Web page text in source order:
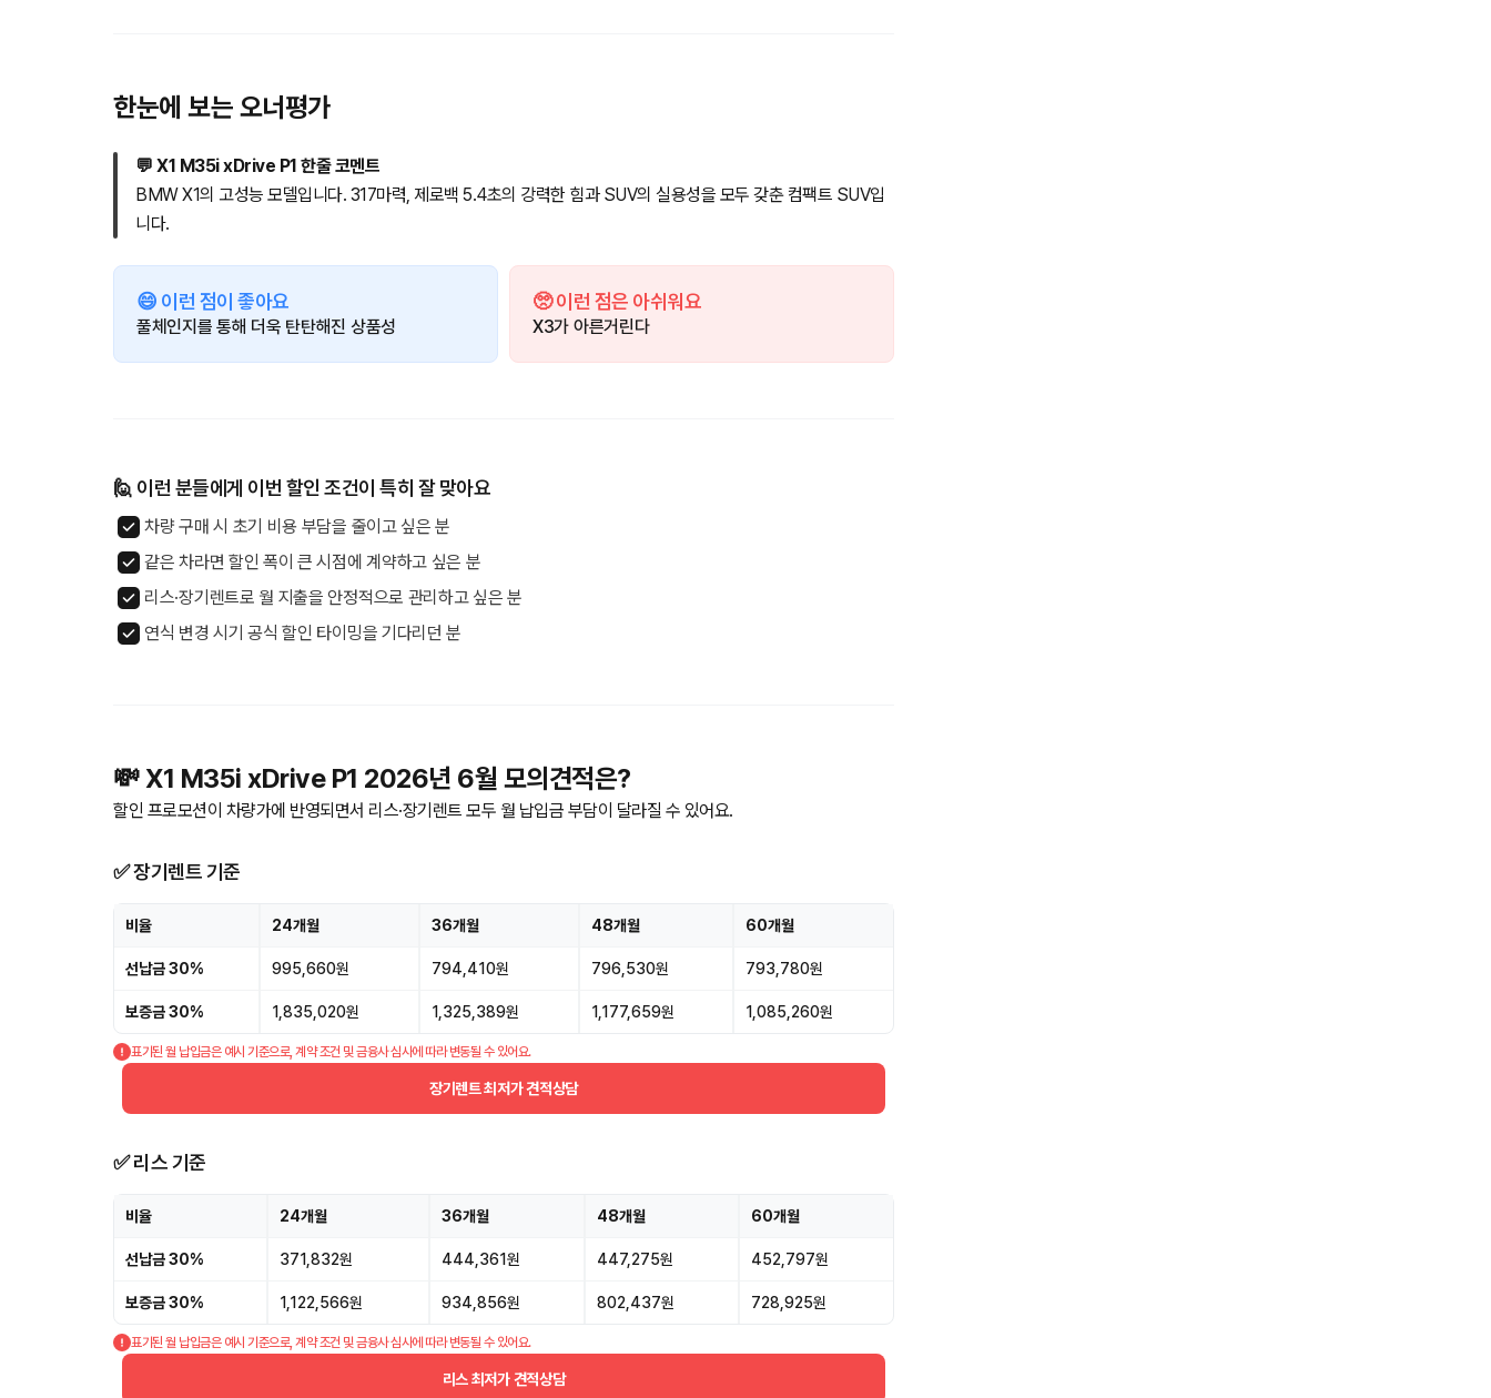
한눈에 보는 오너평가
💬 X1 M35i xDrive P1 한줄 코멘트
BMW X1의 고성능 모델입니다. 317마력, 제로백 5.4초의 강력한 힘과 SUV의 실용성을 모두 갖춘 컴팩트 SUV입
니다.
😄 이런 점이 좋아요
풀체인지를 통해 더욱 탄탄해진 상품성
🥺 이런 점은 아쉬워요
X3가 아른거린다
🙋 이런 분들에게 이번 할인 조건이 특히 잘 맞아요
차량 구매 시 초기 비용 부담을 줄이고 싶은 분
같은 차라면 할인 폭이 큰 시점에 계약하고 싶은 분
리스·장기렌트로 월 지출을 안정적으로 관리하고 싶은 분
연식 변경 시기 공식 할인 타이밍을 기다리던 분
💸 X1 M35i xDrive P1 2026년 6월 모의견적은?
할인 프로모션이 차량가에 반영되면서 리스·장기렌트 모두 월 납입금 부담이 달라질 수 있어요.
✅ 장기렌트 기준
비율 24개월 36개월 48개월 60개월
선납금 30% 995,660원 794,410원 796,530원 793,780원
보증금 30% 1,835,020원 1,325,389원 1,177,659원 1,085,260원
표기된 월 납입금은 예시 기준으로, 계약 조건 및 금융사 심사에 따라 변동될 수 있어요.
장기렌트 최저가 견적상담
✅ 리스 기준
비율 24개월 36개월 48개월 60개월
선납금 30% 371,832원 444,361원 447,275원 452,797원
보증금 30% 1,122,566원 934,856원 802,437원 728,925원
표기된 월 납입금은 예시 기준으로, 계약 조건 및 금융사 심사에 따라 변동될 수 있어요.
리스 최저가 견적상담